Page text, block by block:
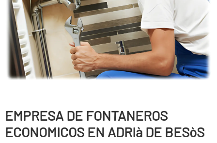
EMPRESA DE FONTANEROS
ECONOMICOS EN ADRIà DE BESòS